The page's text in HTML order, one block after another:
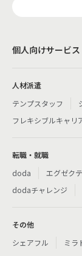
個人向けサービス
人材派遣
テンプスタッフ
フレキシブルキャリ
転職・就職
doda
エグゼク
dodaチャレンジ
その他
シェアフル
ミラ